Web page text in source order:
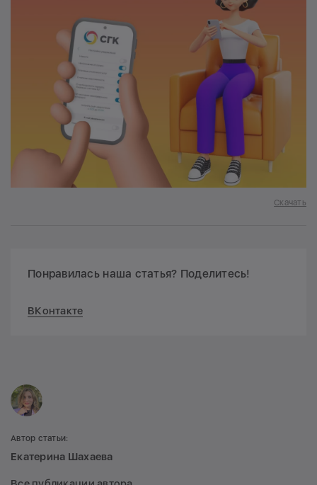
Скачать
Понравилась наша статья? Поделитесь!
ВКонтакте
Автор статьи:
Екатерина Шахаева